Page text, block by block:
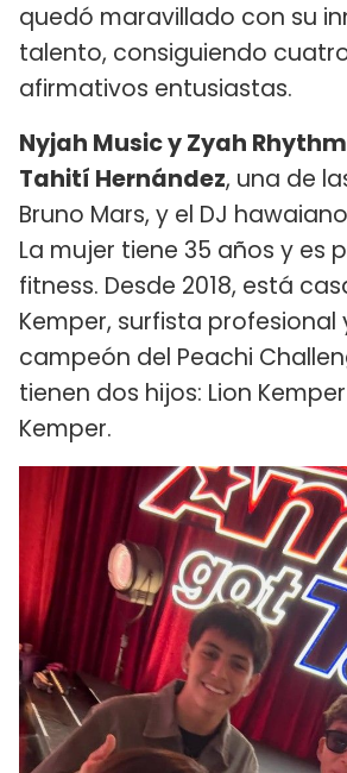
quedó maravillado con su
talento, consiguiendo
afirmativos entusiastas.
Nyjah Music y Zyah
Tahití Hernández, una de
Bruno Mars, y el DJ
La mujer tiene 35 años y es
fitness. Desde 2018, está
Kemper, surfista profesional
campeón del Peachi
tienen dos hijos: Lion
Kemper.